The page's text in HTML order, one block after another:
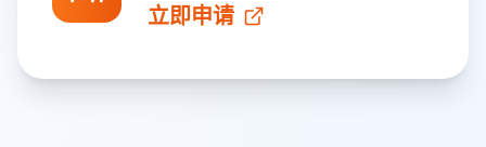
立即申请